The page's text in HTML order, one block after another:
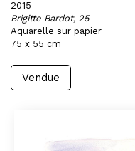
2015
Brigitte Bardot, 25
Aquarelle sur papier
75 x 55 cm
Vendue